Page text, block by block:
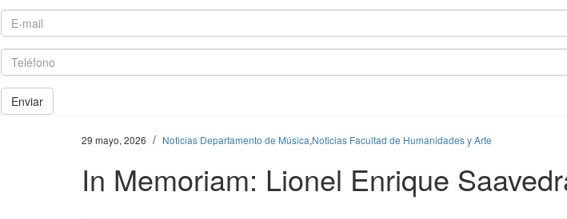
E-mail
Teléfono
Enviar
29 mayo, 2026 / Noticias Departamento de Música,Noticias Facultad de Humanidades y Arte
In Memoriam: Lionel Enrique